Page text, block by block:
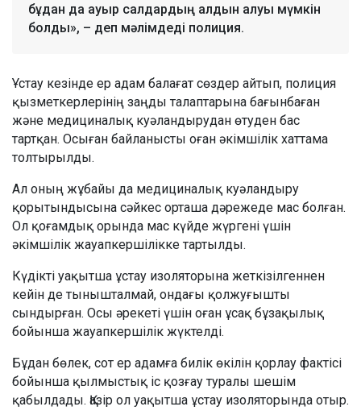
бұдан да ауыр салдардың алдын алуы мүмкін
болды», – деп мәлімдеді полиция.
Ұстау кезінде ер адам балағат сөздер айтып, полиция
қызметкерлерінің заңды талаптарына бағынбаған
және медициналық куәландырудан өтуден бас
тартқан. Осыған байланысты оған әкімшілік хаттама
толтырылды.
Ал оның жұбайы да медициналық куәландыру
қорытындысына сәйкес орташа дәрежеде мас болған.
Ол қоғамдық орында мас күйде жүргені үшін
әкімшілік жауапкершілікке тартылды.
Күдікті уақытша ұстау изоляторына жеткізілгеннен
кейін де тынышталмай, ондағы қолжуғышты
сындырған. Осы әрекеті үшін оған ұсақ бұзақылық
бойынша жауапкершілік жүктелді.
Бұдан бөлек, сот ер адамға билік өкілін қорлау фактісі
бойынша қылмыстық іс қозғау туралы шешім
қабылдады. Қазір ол уақытша ұстау изоляторында отыр.